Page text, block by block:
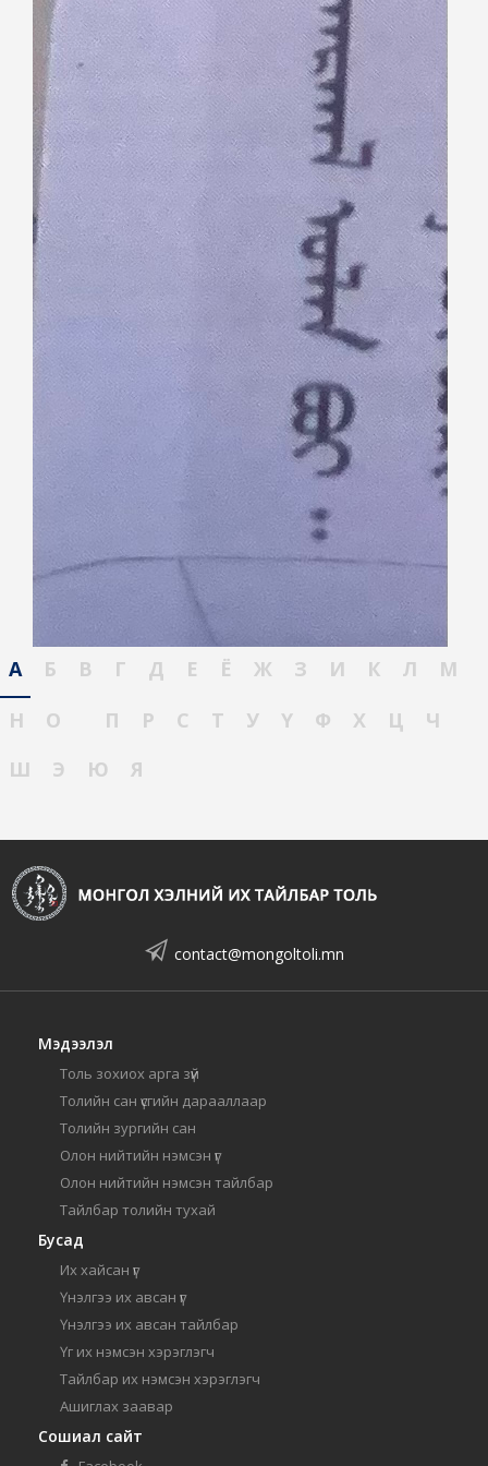
А Б В Г Д Е Ё Ж З И К Л
М
Н
О П Р С Т У Ү Ф Х Ц
Ч
Ш
Э Ю Я
contact@mongoltoli.mn
Мэдээлэл
Толь зохиох арга зүй
Толийн сан үсгийн дарааллаар
Толийн зургийн сан
Олон нийтийн нэмсэн үг
Олон нийтийн нэмсэн тайлбар
Тайлбар толийн тухай
Бусад
Их хайсан үг
Үнэлгээ их авсан үг
Үнэлгээ их авсан тайлбар
Үг их нэмсэн хэрэглэгч
Тайлбар их нэмсэн хэрэглэгч
Ашиглах заавар
Сошиал сайт